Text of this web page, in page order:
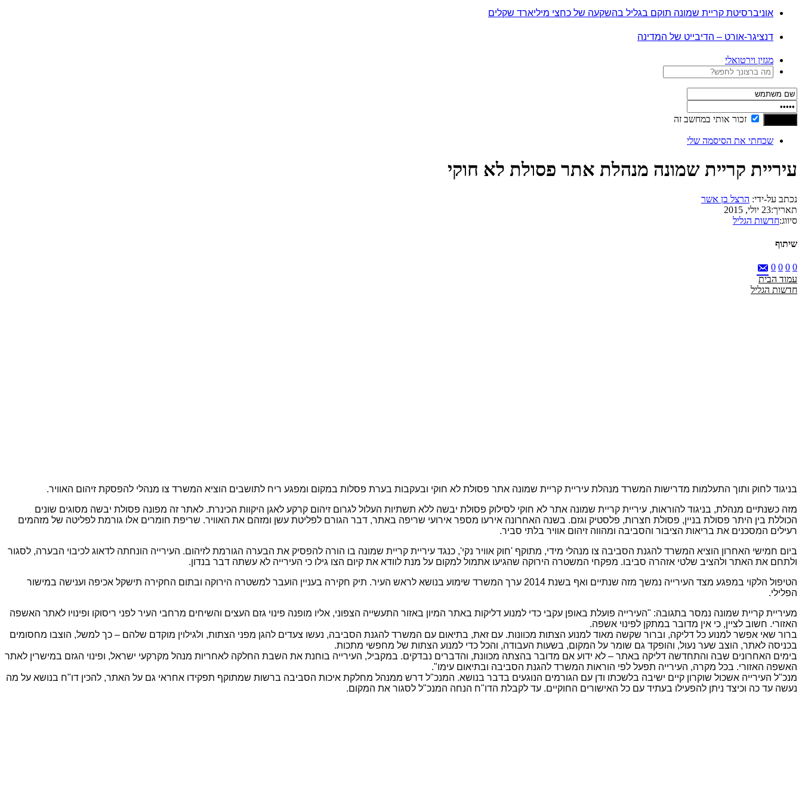
אוניברסיטת קריית שמונה תוקם בגליל בהשקעה של כחצי מיליארד שקלים
דנציגר-אורט – הדיבייט של המדינה
מגזין וירטואלי
זכור אותי במחשב זה
שכחתי את הסיסמה שלי
עיריית קריית שמונה מנהלת אתר פסולת לא חוקי
נכתב על-ידי: הרצל בן אשר
תאריך:23 יולי, 2015
סיווג:חדשות הגליל
שיתוף
0
0
0
0
עמוד הבית
חדשות הגליל
בניגוד לחוק ותוך התעלמות מדרישות המשרד מנהלת עיריית קריית שמונה אתר פסולת לא חוקי ובעקבות בערת פסלות במקום ומפגע ריח לתושבים הוציא המשרד צו מנהלי להפסקת זיהום האוויר.
מזה כשנתיים מנהלת, בניגוד להוראות, עיריית קריית שמונה אתר לא חוקי לסילוק פסולת יבשה ללא תשתיות העלול לגרום זיהום קרקע לאגן היקוות הכינרת. לאתר זה מפונה פסולת יבשה מסוגים שונים
הכוללת בין היתר פסולת בניין, פסולת חצרות, פלסטיק וגזם. בשנה האחרונה אירעו מספר אירועי שריפה באתר, דבר הגורם לפליטת עשן ומזהם את האוויר. שריפת חומרים אלו גורמת לפליטה של מזהמים
רעילים המסכנים את בריאות הציבור והסביבה ומהווה זיהום אוויר בלתי סביר.
ביום חמישי האחרון הוציא המשרד להגנת הסביבה צו מנהלי מידי, מתוקף 'חוק אוויר נקי', כנגד עיריית קריית שמונה בו הורה להפסיק את הבערה הגורמת לזיהום. העירייה הונחתה לדאוג לכיבוי הבערה, לסגור
ולתחם את האתר ולהציב שלטי אזהרה סביבו. מפקחי המשטרה הירוקה שהגיעו אתמול למקום על מנת לוודא את קיום הצו גילו כי העירייה לא עשתה דבר בנדון.
הטיפול הלקוי במפגע מצד העירייה נמשך מזה שנתיים ואף בשנת 2014 ערך המשרד שימוע בנושא לראש העיר. תיק חקירה בעניין הועבר למשטרה הירוקה ובתום החקירה תישקל אכיפה וענישה במישור
הפלילי.
מעיריית קריית שמונה נמסר בתגובה: "העירייה פועלת באופן עקבי כדי למנוע דליקות באתר המיון באזור התעשייה הצפוני, אליו מופנה פינוי גזם העצים והשיחים מרחבי העיר לפני ריסוקו ופינויו לאתר האשפה
האזורי. חשוב לציין, כי אין מדובר במתקן לפינוי אשפה.
ברור שאי אפשר למנוע כל דליקה, וברור שקשה מאוד למנוע הצתות מכוונות. עם זאת, בתיאום עם המשרד להגנת הסביבה, נעשו צעדים להגן מפני הצתות, ולגילוין מוקדם שלהם – כך למשל, הוצבו מחסומים
בכניסה לאתר, הוצב שער נעול, והופקד גם שומר על המקום, בשעות העבודה, והכל כדי למנוע הצתות של מחפשי מתכות.
בימים האחרונים שבה והתחדשה דליקה באתר – לא ידוע אם מדובר בהצתה מכוונת, והדברים נבדקים. במקביל, העירייה בוחנת את השבת החלקה לאחריות מנהל מקרקעי ישראל, ופינוי הגזם במישרין לאתר
האשפה האזורי. בכל מקרה, העירייה תפעל לפי הוראות המשרד להגנת הסביבה ובתיאום עימו".
מנכ"ל העירייה אשכול שוקרון קיים ישיבה בלשכתו ודן עם הגורמים הנוגעים בדבר בנושא. המנכ"ל דרש ממנהל מחלקת איכות הסביבה ברשות שמתוקף תפקידו אחראי גם על האתר, להכין דו"ח בנושא על מה
נעשה עד כה וכיצד ניתן להפעילו בעתיד עם כל האישורים החוקיים. עד לקבלת הדו"ח הנחה המנכ"ל לסגור את המקום.